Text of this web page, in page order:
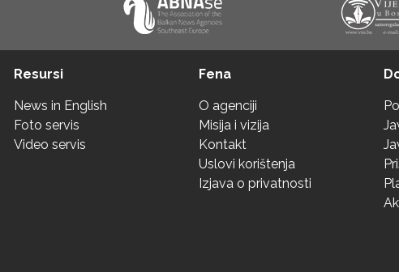
Resursi
News in English
Foto servis
Video servis
Fena
O agenciji
Misija i vizija
Kontakt
Uslovi korištenja
Izjava o privatnosti